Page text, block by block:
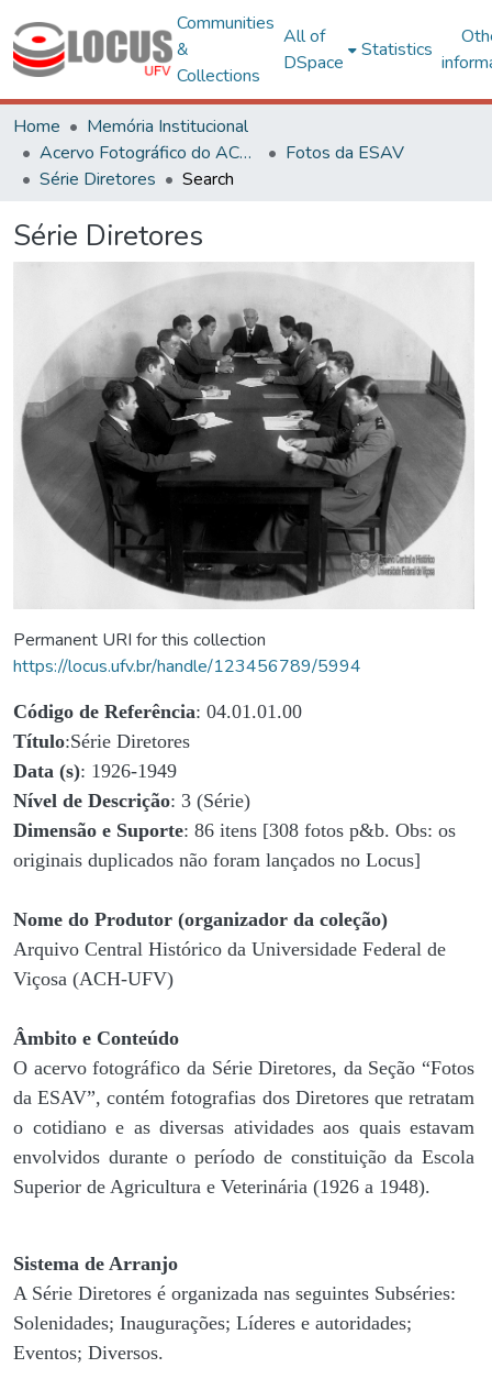
Communities
&
Collections
All of
DSpace
Statistics
Home
Memória Institucional
Acervo Fotográfico do ACH-UFV
Fotos da ESAV
Série Diretores
Search
Série Diretores
Permanent URI for this collection
https://locus.ufv.br/handle/123456789/5994
Código de Referência: 04.01.01.00
Título:Série Diretores
Data (s): 1926-1949
Nível de Descrição: 3 (Série)
Dimensão e Suporte: 86 itens [308 fotos p&b. Obs: os
originais duplicados não foram lançados no Locus]
Nome do Produtor (organizador da coleção)
Arquivo Central Histórico da Universidade Federal de
Viçosa (ACH-UFV)
Âmbito e Conteúdo
O acervo fotográfico da Série Diretores, da Seção “Fotos
da ESAV”, contém fotografias dos Diretores que retratam
o cotidiano e as diversas atividades aos quais estavam
envolvidos durante o período de constituição da Escola
Superior de Agricultura e Veterinária (1926 a 1948).
Sistema de Arranjo
A Série Diretores é organizada nas seguintes Subséries:
Solenidades; Inaugurações; Líderes e autoridades;
Eventos; Diversos.